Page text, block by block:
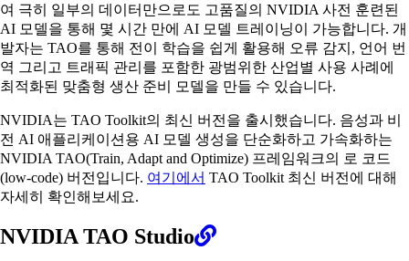
여 극히 일부의 데이터만으로도 고품질의 NVIDIA 사전 훈련된
AI 모델을 통해 몇 시간 만에 AI 모델 트레이닝이 가능합니다. 개
발자는 TAO를 통해 전이 학습을 쉽게 활용해 오류 감지, 언어 번
역 그리고 트래픽 관리를 포함한 광범위한 산업별 사용 사례에
최적화된 맞춤형 생산 준비 모델을 만들 수 있습니다.
NVIDIA는 TAO Toolkit의 최신 버전을 출시했습니다. 음성과 비
전 AI 애플리케이션용 AI 모델 생성을 단순화하고 가속화하는
NVIDIA TAO(Train, Adapt and Optimize) 프레임워크의 로 코드
(low-code) 버전입니다. 여기에서 TAO Toolkit 최신 버전에 대해
자세히 확인해보세요.
NVIDIA TAO Studio